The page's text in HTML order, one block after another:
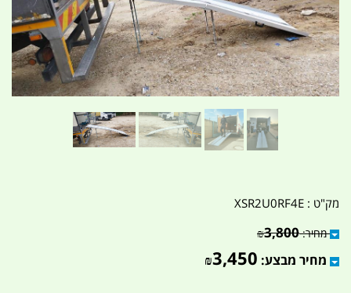
מק"ט : XSR2U0RF4E
מחיר: ₪3,800
מחיר מבצע: ₪3,450